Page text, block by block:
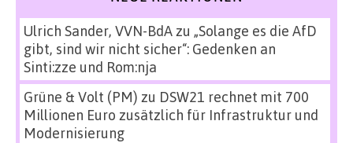
Ulrich Sander, VVN-BdAzu „Solange es die AfD
gibt, sind wir nicht sicher“: Gedenken an
Sinti:zze und Rom:nja
Grüne & Volt (PM) zu DSW21 rechnet mit 700
Millionen Euro zusätzlich für Infrastruktur und
Modernisierung